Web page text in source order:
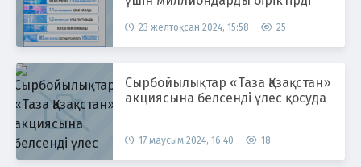
23 желтоқсан 2024, 15:58 25
Сырбойылықтар «Таза Қазақстан»
акциясына белсенді үлес қосуда
17 маусым 2024, 16:40 18